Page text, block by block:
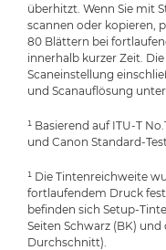
überhitzt. Wenn Sie mit
scannen oder kopieren,
80 Blättern bei
innerhalb kurzer Zeit.
Scaneinstellung
und Scanauflösung
¹ Basierend auf ITU-T
und Canon Standard-
¹ Die Tintenreichweite
fortlaufendem Druck
befinden sich Setup-
Seiten Schwarz (BK) und
Durchschnitt).